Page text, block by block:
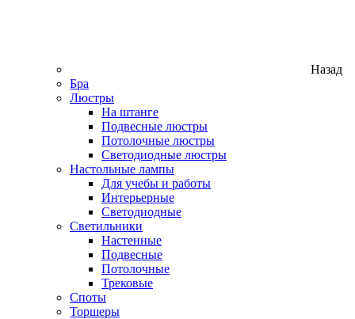
Назад
Бра
Люстры
На штанге
Подвесные люстры
Потолочные люстры
Светодиодные люстры
Настольные лампы
Для учебы и работы
Интерьерные
Светодиодные
Светильники
Настенные
Подвесные
Потолочные
Трековые
Споты
Торшеры